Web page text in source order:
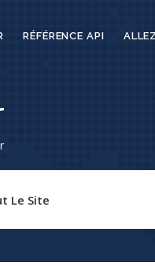
RÉFÉRENCE API